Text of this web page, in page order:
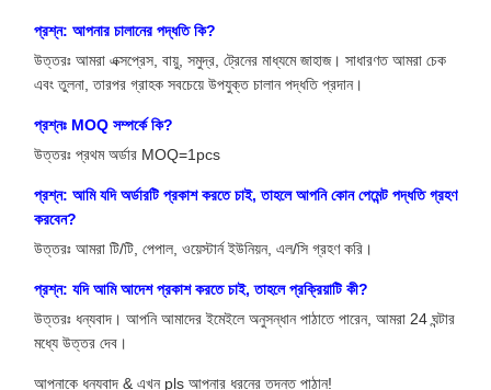
প্রশ্ন: আপনার চালানের পদ্ধতি কি?
উত্তরঃ আমরা এক্সপ্রেস, বায়ু, সমুদ্র, ট্রেনের মাধ্যমে জাহাজ। সাধারণত আমরা চেক
এবং তুলনা, তারপর গ্রাহক সবচেয়ে উপযুক্ত চালান পদ্ধতি প্রদান।
প্রশ্নঃ MOQ সম্পর্কে কি?
উত্তরঃ প্রথম অর্ডার MOQ=1pcs
প্রশ্ন: আমি যদি অর্ডারটি প্রকাশ করতে চাই, তাহলে আপনি কোন পেমেন্ট পদ্ধতি গ্রহণ
করবেন?
উত্তরঃ আমরা টি/টি, পেপাল, ওয়েস্টার্ন ইউনিয়ন, এল/সি গ্রহণ করি।
প্রশ্ন: যদি আমি আদেশ প্রকাশ করতে চাই, তাহলে প্রক্রিয়াটি কী?
উত্তরঃ ধন্যবাদ। আপনি আমাদের ইমেইলে অনুসন্ধান পাঠাতে পারেন, আমরা 24 ঘন্টার
মধ্যে উত্তর দেব।
আপনাকে ধন্যবাদ & এখন pls আপনার ধরনের তদন্ত পাঠান!